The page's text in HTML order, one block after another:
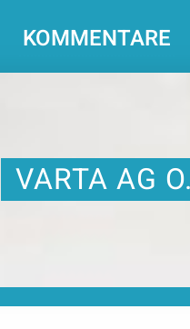
KOMMENTARE
VARTA AG